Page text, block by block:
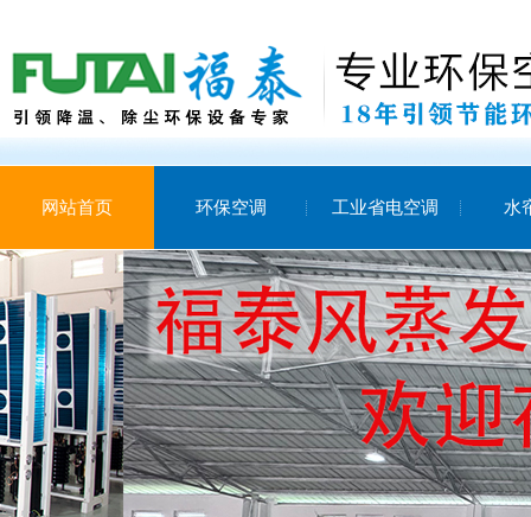
网站首页 环保空调 工业省电空调 水